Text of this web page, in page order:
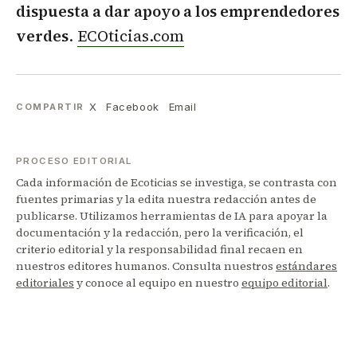
dispuesta a dar apoyo a los emprendedores
verdes. ECOticias.com
COMPARTIR X Facebook Email
PROCESO EDITORIAL
Cada información de Ecoticias se investiga, se contrasta con
fuentes primarias y la edita nuestra redacción antes de
publicarse. Utilizamos herramientas de IA para apoyar la
documentación y la redacción, pero la verificación, el
criterio editorial y la responsabilidad final recaen en
nuestros editores humanos. Consulta nuestros estándares
editoriales y conoce al equipo en nuestro equipo editorial.